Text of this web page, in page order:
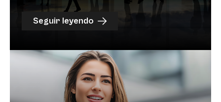
Seguir leyendo